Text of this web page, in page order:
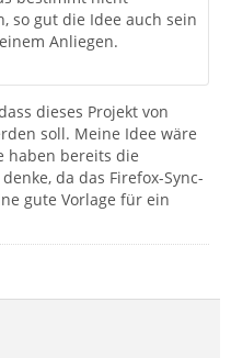
so gut die Idee auch sein
Anliegen.
dieses Projekt von
soll. Meine Idee wäre
haben bereits die
da das Firefox-Sync-
gute Vorlage für ein